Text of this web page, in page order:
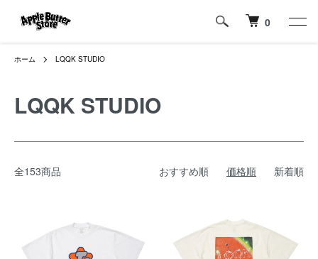
0
ホーム LQQK STUDIO
LQQK STUDIO
全153商品 おすすめ順 価格順 新着順